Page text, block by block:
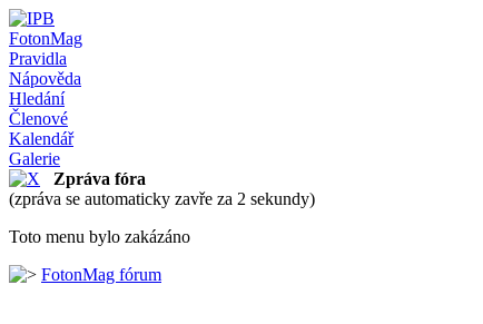
FotonMag
Pravidla
Nápověda
Hledání
Členové
Kalendář
Galerie
Zpráva fóra
(zpráva se automaticky zavře za 2 sekundy)
Toto menu bylo zakázáno
FotonMag fórum